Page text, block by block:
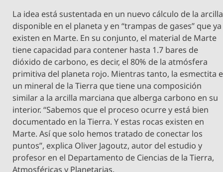
La idea está sustentada en un nuevo cálculo de la arcilla
disponible en el planeta y en “trampas de gases” que ya
existen en Marte. En su conjunto, el material de Marte
tiene capacidad para contener hasta 1.7 bares de
dióxido de carbono, es decir, el 80% de la atmósfera
primitiva del planeta rojo. Mientras tanto, la esmectita
un mineral de la Tierra que tiene una composición
similar a la arcilla marciana que alberga carbono en su
interior. “Sabemos que el proceso ocurre y está bien
documentado en la Tierra. Y estas rocas existen en
Marte. Así que solo hemos tratado de conectar los
puntos”, explica Oliver Jagoutz, autor del estudio y
profesor en el Departamento de Ciencias de la Tierra,
Atmosféricas y Planetarias.